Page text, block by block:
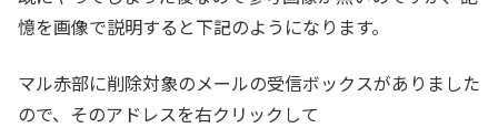
憶を画像で説明すると下記のようになります。
マル赤部に削除対象のメールの受信ボックスがありました
ので、そのアドレスを右クリックして